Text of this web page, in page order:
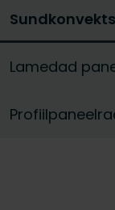
Lamedad